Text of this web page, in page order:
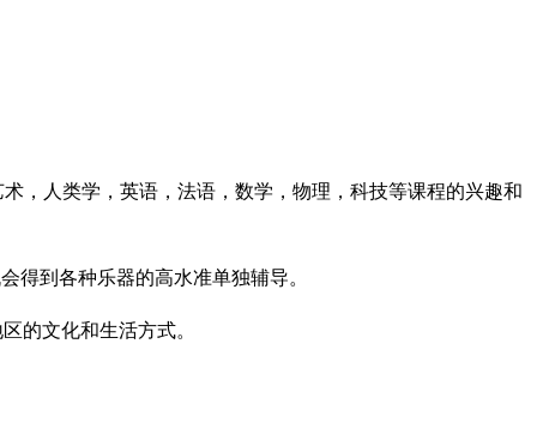
，人类学，英语，法语，数学，物理，科技等课程的兴趣和
到各种乐器的高水准单独辅导。
的文化和生活方式。